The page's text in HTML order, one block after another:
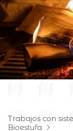
Trabajos con
Bioestufa